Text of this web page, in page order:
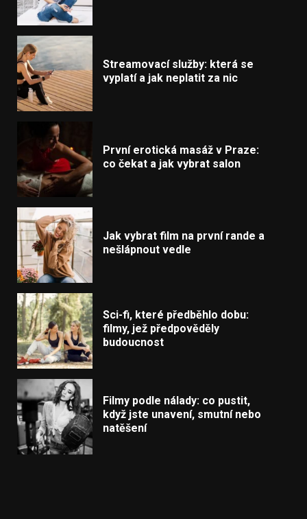
Streamovací služby: která se
vyplatí a jak neplatit za nic
První erotická masáž v Praze:
co čekat a jak vybrat salon
Jak vybrat film na první rande a
nešlápnout vedle
Sci-fi, které předběhlo dobu:
filmy, jež předpověděly
budoucnost
Filmy podle nálady: co pustit,
když jste unavení, smutní nebo
natěšení